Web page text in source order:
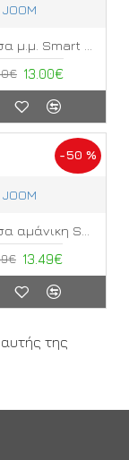
JOOM
13.00€
-50 %
JOOM
13.49€
της